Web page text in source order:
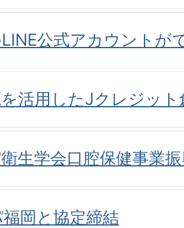
公式アカウントが
活用したJクレジット
生学会口腔保健事業
岡と協定締結